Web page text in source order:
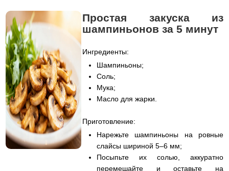
Простая закуска из
шампиньонов за 5 минут
Ингредиенты:
Шампиньоны;
Соль;
Мука;
Масло для жарки.
Приготовление:
Нарежьте шампиньоны на ровные
слайсы шириной 5–6 мм;
Посыпьте их солью, аккуратно
перемешайте и оставьте на